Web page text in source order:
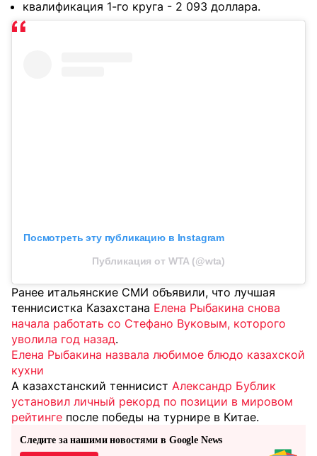
квалификация 1-го круга - 2 093 доллара.
Посмотреть эту публикацию в Instagram
Публикация от WTA (@wta)
Ранее итальянские СМИ объявили, что лучшая
теннисистка Казахстана Елена Рыбакина снова
начала работать со Стефано Вуковым, которого
уволила год назад.
Елена Рыбакина назвала любимое блюдо казахской
кухни
А казахстанский теннисист Александр Бублик
установил личный рекорд по позиции в мировом
рейтинге после победы на турнире в Китае.
Следите за нашими новостями в Google News